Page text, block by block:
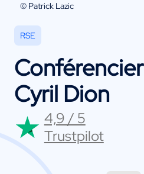
© Patrick Lazic
RSE
Conférencier
Cyril Dion
4,9 / 5
Trustpilot